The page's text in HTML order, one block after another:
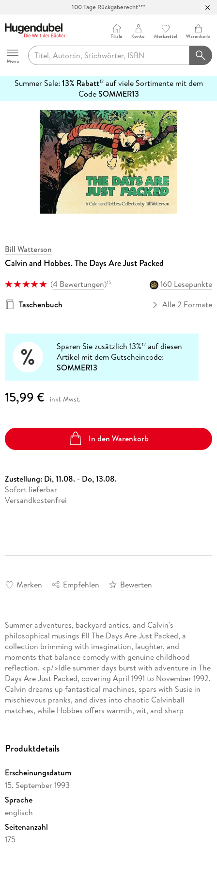
100 Tage Rückgaberecht***
Hugendubel
Menu
Filiale Konto Merkzettel Warenkorb
Summer Sale: 13% Rabatt12auf viele Sortimente mit dem
CodeSOMMER13
erfahren
Bill Watterson
Calvin and Hobbes. The Days Are Just Packed
(4 Bewertungen)15
160 Lesepunkte
Taschenbuch
Alle 2 Formate
Sparen Sie zusätzlich 13%12 auf diesen
Artikel mit dem Gutscheincode:
SOMMER13
15,99 € inkl. Mwst.
In den Warenkorb
Zustellung: Di, 11.08. - Do, 13.08.
Sofort lieferbar
Versandkostenfrei
Merken Empfehlen Bewerten
Summer adventures, backyard antics, and Calvin's
philosophical musings fill The Days Are Just Packed, a
collection brimming with imagination, laughter, and
moments that balance comedy with genuine childhood
reflection. <p/>Idle summer days burst with adventure in The
Days Are Just Packed, covering April 1991 to November 1992.
Calvin dreams up fantastical machines, spars with Susie in
mischievous pranks, and dives into chaotic Calvinball
matches, while Hobbes offers warmth, wit, and sharp
storytelling and expressive artistry, bringing everyday
childhood moments vividly to life for readers who grew up
it. <p/>From bike rides and snowmen to backyard
explorations, ordinary experiences transform into
extraordinary escapades. Black-and-white dailies and vibrant
Sunday strips reveal Watterson's unmatched ability to mix
humor, reflection, and a touch of chaos, capturing both the
comedy and wonder of childhood. This treasury is a brilliant
celebration of imagination and a must-have for readers of
Produktdetails
Erscheinungsdatum
15. September 1993
Sprache
englisch
Seitenanzahl
175